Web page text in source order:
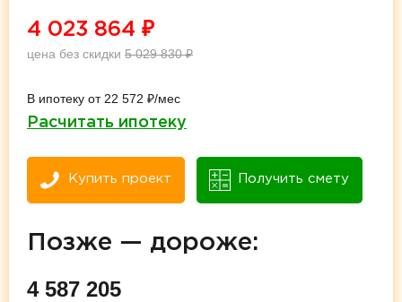
4 023 864 ₽
цена без скидки 5 029 830₽
В ипотеку от 22 572 ₽/мес
Расчитать ипотеку
Купить проект Получить смету
Позже — дороже:
4 587 205